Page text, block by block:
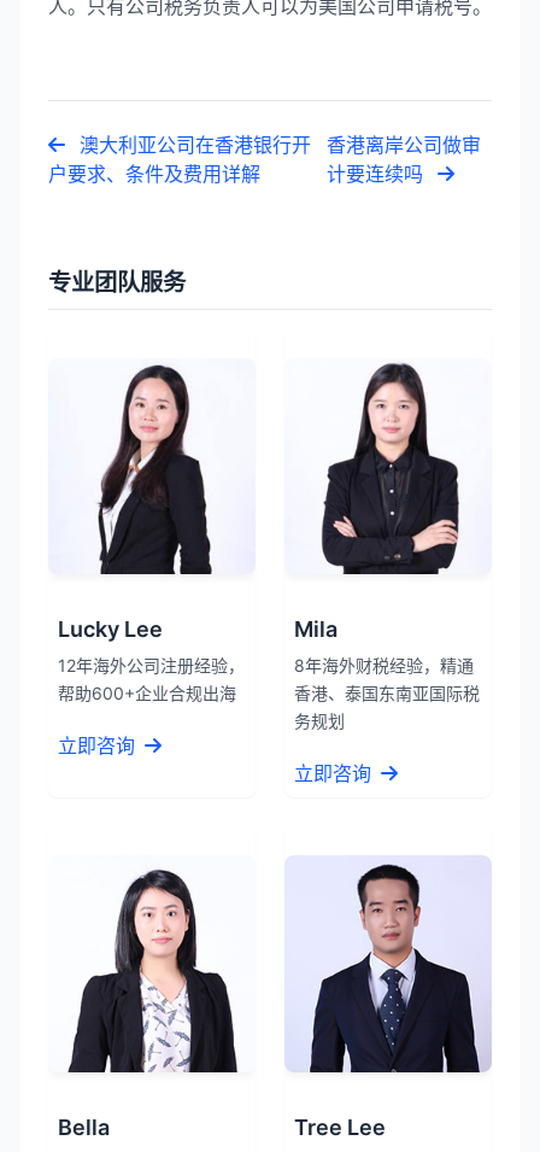
人。只有公司税务负责人可以为美国公司申请税号。
澳大利亚公司在香港银行开
户要求、条件及费用详解
香港离岸公司做审
计要连续吗
专业团队服务
Lucky Lee
12年海外公司注册经验，
帮助600+企业合规出海
立即咨询
Mila
8年海外财税经验，精通
香港、泰国东南亚国际税
务规划
立即咨询
Bella Tree Lee